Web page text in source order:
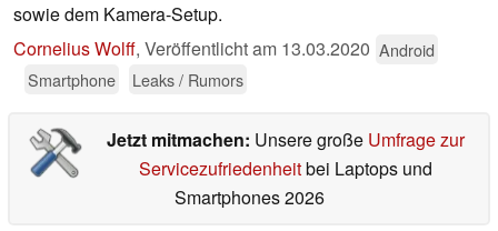
sowie dem Kamera-Setup.
Cornelius Wolff, Veröffentlicht am 13.03.2020 Android
Smartphone
Leaks / Rumors
Jetzt mitmachen: Unsere große Umfrage zur
Servicezufriedenheitbei Laptops und
Smartphones 2026